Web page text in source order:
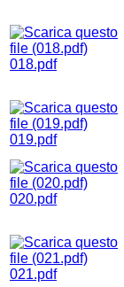
018.pdf
019.pdf
020.pdf
021.pdf